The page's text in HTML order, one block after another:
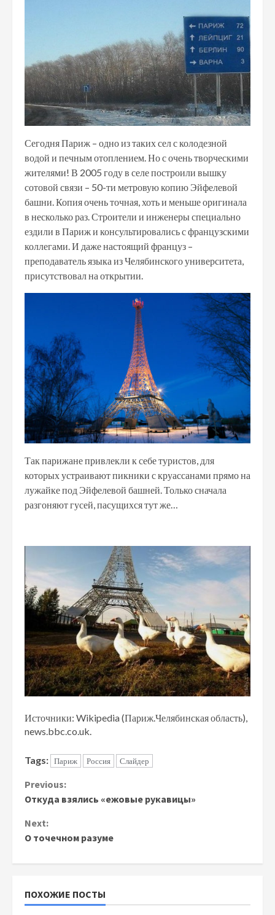
Сегодня Париж – одно из таких сел с колодезной
водой и печным отоплением. Но с очень творческими
жителями! В 2005 году в селе построили вышку
сотовой связи – 50-ти метровую копию Эйфелевой
башни. Копия очень точная, хоть и меньше оригинала
в несколько раз. Строители и инженеры специально
ездили в Париж и консультировались с французскими
коллегами. И даже настоящий француз –
преподаватель языка из Челябинского университета,
присутствовал на открытии.
Так парижане привлекли к себе туристов, для
которых устраивают пикники с круассанами прямо на
лужайке под Эйфелевой башней. Только сначала
разгоняют гусей, пасущихся тут же…
Источники: Wikipedia (Париж.Челябинская область),
news.bbc.co.uk.
Tags: Париж Россия Слайдер
Continue
Reading
Previous:
Откуда взялись «ежовые рукавицы»
Next:
О точечном разуме
ПОХОЖИЕ ПОСТЫ